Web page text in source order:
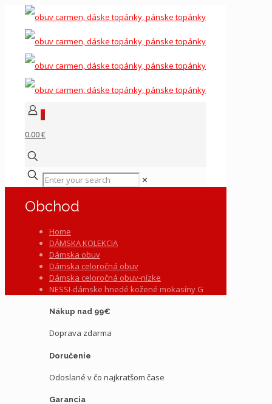
0
0.00 €
✕
Obchod
Home
DÁMSKA KOLEKCIA
Dámska obuv
Dámska celoročná obuv
Dámska celoročná obuv-nízke
NESSI-dámske hnedé kožené mokasíny G
Nákup nad 99€
Doprava zdarma
Doručenie
Odoslané v čo najkratšom čase
Garancia